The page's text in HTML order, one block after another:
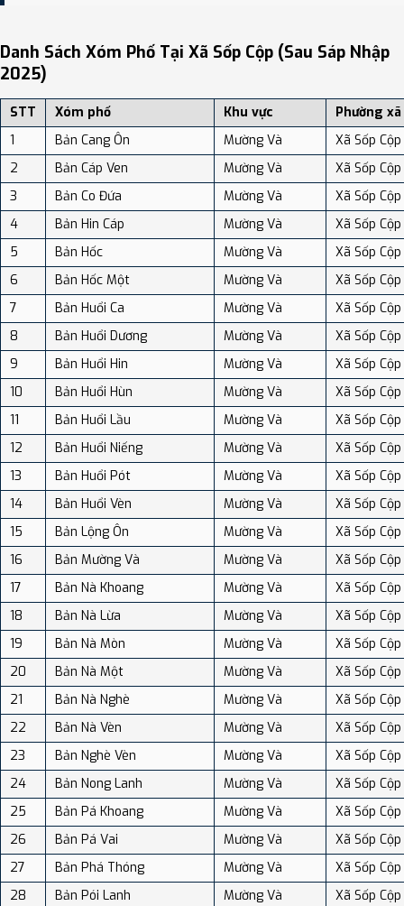
địa điểm tại: VReview.vn - Nền tảng review địa điểm, dịch vụ và du
lịch uy tín tại Việt Nam.
Danh Sách Xóm Phố Tại Xã Sốp Cộp (sau Sáp Nhập
2025)
STT Xóm phố Khu vực
Phường xã
1
Bản Cang Ôn Mường Và
Xã Sốp Cộp
2
Bản Cáp Ven Mường Và
Xã Sốp Cộp
3
Bản Co Đứa Mường Và
Xã Sốp Cộp
4
Bản Hin Cáp Mường Và
Xã Sốp Cộp
5
Bản Hốc Mường Và
Xã Sốp Cộp
6
Bản Hốc Một Mường Và
Xã Sốp Cộp
7
Bản Huổi Ca Mường Và
Xã Sốp Cộp
8
Bản Huổi Dương Mường Và
Xã Sốp Cộp
9
Bản Huổi Hin Mường Và
Xã Sốp Cộp
10
Bản Huổi Hùn Mường Và
Xã Sốp Cộp
11
Bản Huổi Lầu Mường Và
Xã Sốp Cộp
12
Bản Huổi Niếng Mường Và
Xã Sốp Cộp
13
Bản Huổi Pót Mường Và
Xã Sốp Cộp
14
Bản Huổi Vèn Mường Và
Xã Sốp Cộp
15
Bản Lộng Ôn Mường Và
Xã Sốp Cộp
16
Bản Mường Và Mường Và
Xã Sốp Cộp
17
Bản Nà Khoang Mường Và
Xã Sốp Cộp
18
Bản Nà Lừa Mường Và
Xã Sốp Cộp
19
Bản Nà Mòn Mường Và
Xã Sốp Cộp
20
Bản Nà Một Mường Và
Xã Sốp Cộp
21
Bản Nà Nghè Mường Và
Xã Sốp Cộp
22
Bản Nà Vèn Mường Và
Xã Sốp Cộp
23
Bản Nghè Vèn Mường Và
Xã Sốp Cộp
24
Bản Nong Lanh Mường Và
Xã Sốp Cộp
25
Bản Pá Khoang Mường Và
Xã Sốp Cộp
26
Bản Pá Vai Mường Và
Xã Sốp Cộp
27
Bản Phá Thóng Mường Và
Xã Sốp Cộp
28
Bản Pói Lanh Mường Và
Xã Sốp Cộp